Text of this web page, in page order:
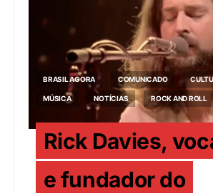
BRASIL AGORA COMUNICADO
MÚSICA NOTÍCIAS ROCK AND ROLL
Rick Davies,
e fundador do